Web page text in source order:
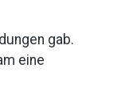
gab.
eine